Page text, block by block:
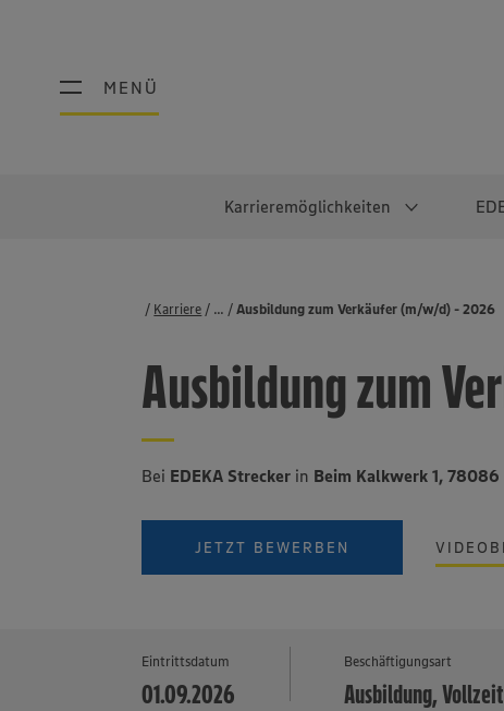
MENÜ
MENÜ
Karrieremöglichkeiten
Schülerpraktikum Abschlussarbeiten
Faires Gehalt
Diversität Lager & Logistik
Karriere Stellenbörse
Ausbildung zum Verkäufer (m/w/d) - 2026
...
Ausbildung zum
Bei EDEKA Strecker in Beim Kalkwerk 1,
JETZT BEWERBEN
Eintrittsdatum
01.09.2026
Beschäftigungsart
Ausbildung, Vollzeit